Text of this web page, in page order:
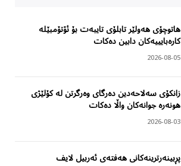
هاتوچۆی هەولێر تابلۆی تایبەت بۆ ئۆتۆمبێلە
کارەبایییەکان دابین دەکات
2026-08-05
زانکۆی سەلاحەدین دەرگای وەرگرتن لە کۆلێژی
هونەرە جوانەکان واڵا دەکات
2026-08-03
پڕبینەرترینەکانی هەفتەی ئەربیل لایف